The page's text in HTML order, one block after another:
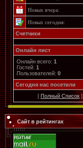
Новых вчера:
Новых сегодня:
Счетчики
Онлайн лист
Онлайн всего: 1
Гостей: 1
Пользователей: 0
Cегодня нас посетили
[ Полный Список]
Сайт в рейтингах